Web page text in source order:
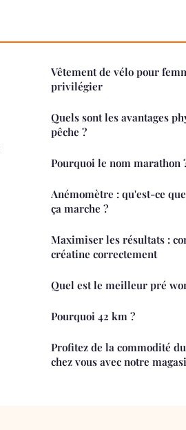
Vêtement de vélo pour
privilégier
Quels sont les avantages
pêche ?
Pourquoi le nom marathon
Anémomètre : qu'est-ce
ça marche ?
Maximiser les résultats :
créatine correctement
Quel est le meilleur pré
Pourquoi 42 km ?
Profitez de la commodité
chez vous avec notre